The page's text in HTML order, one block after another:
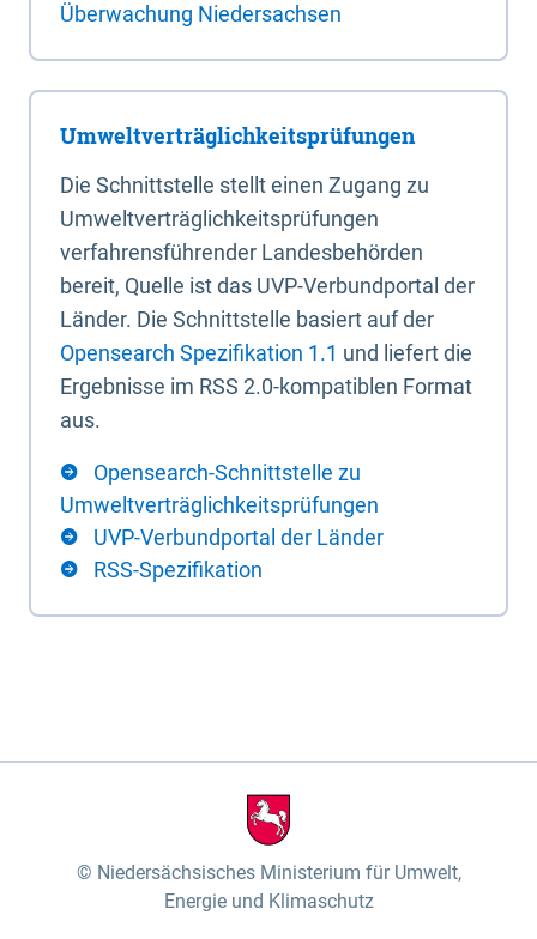
Überwachung Niedersachsen
Umweltverträglichkeitsprüfungen
Die Schnittstelle stellt einen Zugang zu
Umweltverträglichkeitsprüfungen
verfahrensführender Landesbehörden
bereit, Quelle ist das UVP-Verbundportal der
Länder. Die Schnittstelle basiert auf der
Opensearch Spezifikation 1.1 und liefert die
Ergebnisse im RSS 2.0-kompatiblen Format
aus.
Opensearch-Schnittstelle zu
Umweltverträglichkeitsprüfungen
UVP-Verbundportal der Länder
RSS-Spezifikation
Niedersächsisches Ministerium für Umwelt,
Energie und Klimaschutz